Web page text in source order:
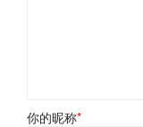
你的昵称*